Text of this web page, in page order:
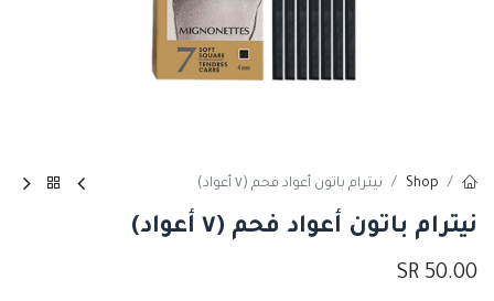
Shop نيترام باتون أعواد فحم (٧ أعواد)
نيترام باتون أعواد فحم (٧ أعواد)
50.00